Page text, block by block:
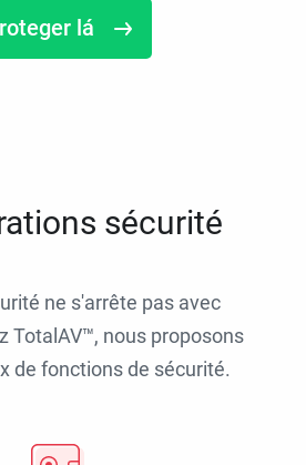
lá
sécurité
ne s'arrête pas avec
TotalAV™, nous proposons
de fonctions de sécurité.